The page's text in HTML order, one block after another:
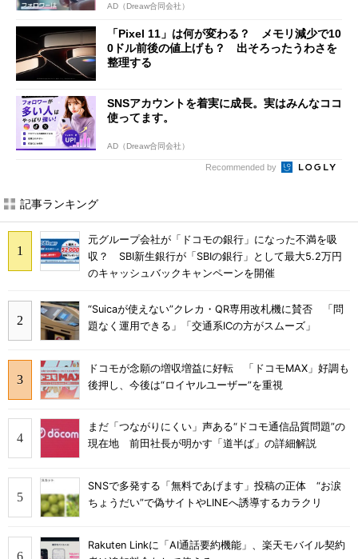
AD（Dreaw合同会社）
「Pixel 11」は何が変わる？ メモリ減少で10
0ドル前後の値上げも？ 出そろったうわさを
整理する
SNSアカウントを着実に成長。実はみんなココ
使ってます。
AD（Dreaw合同会社）
Recommended by
記事ランキング
元グループ会社が「ドコモの銀行」になった不満を吸
収？ SBI新生銀行が「SBIの銀行」として最大5.2万円
のキャッシュバックキャンペーンを開催
“Suicaが使えない”クレカ・QR専用改札機に賛否 「問
題なく運用できる」「交通系ICの方がスムーズ」
ドコモが念願の増収増益に好転 「ドコモMAX」好調も
後押し、今後は“ロイヤルユーザー”を重視
まだ「つながりにくい」声ある“ドコモ通信品質問題”の
現在地 前田社長が明かす「道半ば」の詳細解説
SNSで多発する「無料であげます」投稿の正体 “お涙
ちょうだい”で偽サイトやLINEへ誘導するカラクリ
Rakuten Linkに「AI通話要約機能」、楽天モバイル契約